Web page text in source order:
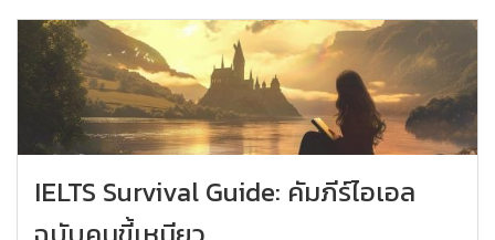
IELTS Survival Guide: คัมภีร์ไอเอล